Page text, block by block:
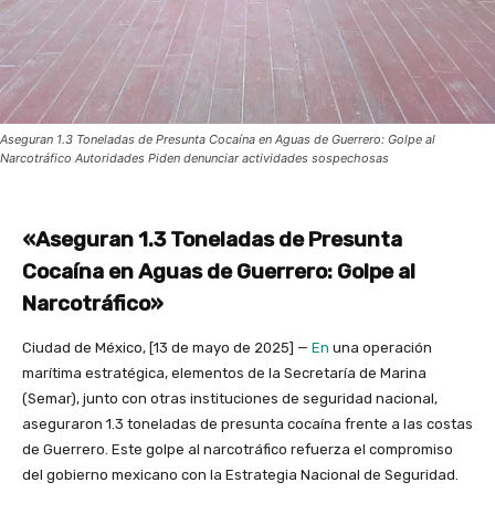
Aseguran 1.3 Toneladas de Presunta Cocaína en Aguas de Guerrero: Golpe al
Narcotráfico Autoridades Piden denunciar actividades sospechosas
«Aseguran 1.3 Toneladas de Presunta
Cocaína en Aguas de Guerrero: Golpe al
Narcotráfico»
Ciudad de México, [13 de mayo de 2025] — En una operación
marítima estratégica, elementos de la Secretaría de Marina
(Semar), junto con otras instituciones de seguridad nacional,
aseguraron 1.3 toneladas de presunta cocaína frente a las costas
de Guerrero. Este golpe al narcotráfico refuerza el compromiso
del gobierno mexicano con la Estrategia Nacional de Seguridad.